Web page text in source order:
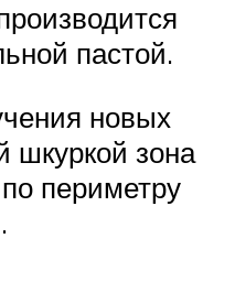
пастой.
новых
шкуркой зона
периметру